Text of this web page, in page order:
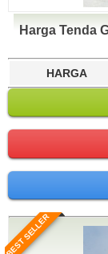
Harga Tenda
HARGA
BEST SELLER